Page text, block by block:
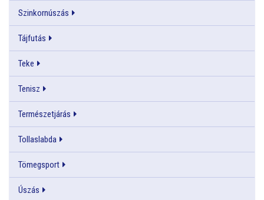
Szinkornúszás
Tájfutás
Teke
Tenisz
Természetjárás
Tollaslabda
Tömegsport
Úszás